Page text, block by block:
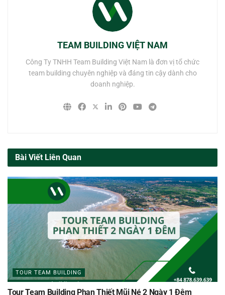
TEAM BUILDING VIỆT NAM
Công Ty TNHH Team Building Việt Nam là đơn vị tổ chức
team building chuyên nghiệp và đáng tin cậy dành cho
doanh nghiệp.
Bài Viết Liên Quan
TOUR TEAM BUILDING
Tour Team Building Phan Thiết Mũi Né 2 Ngày 1 Đêm